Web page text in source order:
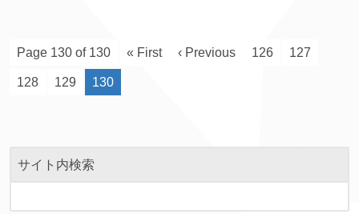
Page 130 of 130 « First ‹ Previous 126 127
128 129 130
サイト内検索